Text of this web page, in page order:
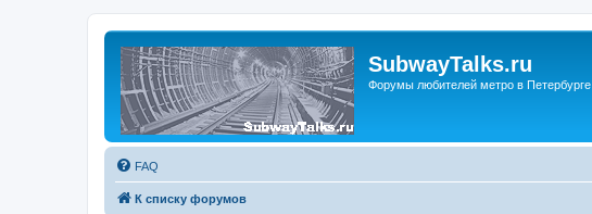
SubwayTalks.ru
Форумы любителей метро в Петербурге
FAQ
К списку форумов